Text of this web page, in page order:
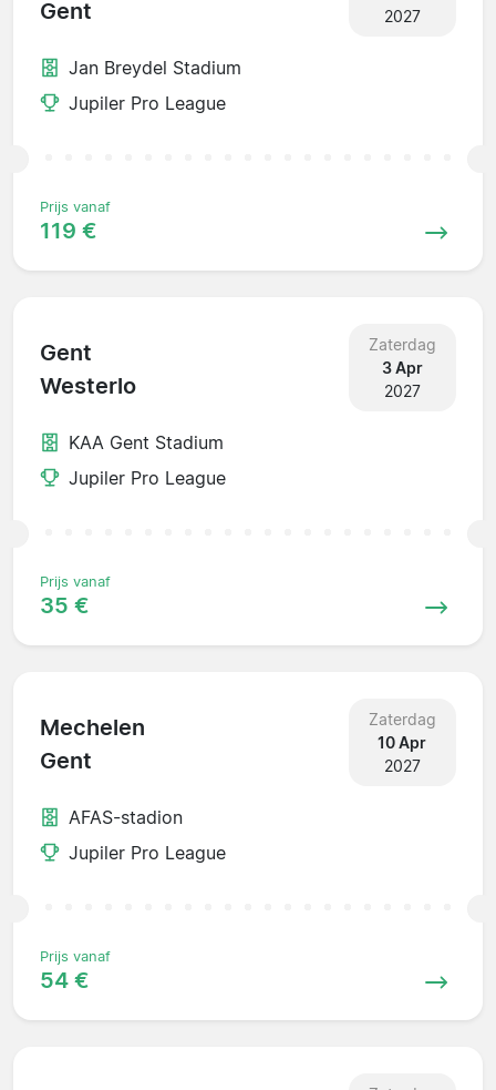
Gent
2027
Jan Breydel Stadium
Jupiler Pro League
Prijs vanaf
119 €
Gent
Westerlo
Zaterdag
3 Apr
2027
KAA Gent Stadium
Jupiler Pro League
Prijs vanaf
35 €
Mechelen
Gent
Zaterdag
10 Apr
2027
AFAS-stadion
Jupiler Pro League
Prijs vanaf
54 €